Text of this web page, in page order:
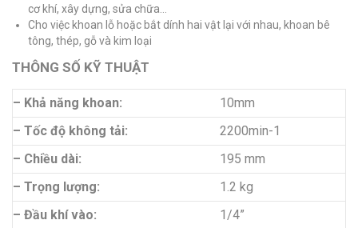
cơ khí, xây dựng, sửa chữa…
Cho việc khoan lỗ hoặc bắt dính hai vật lại với nhau, khoan bê
tông, thép, gỗ và kim loại
THÔNG SỐ KỸ THUẬT
– Khả năng khoan:
10mm
– Tốc độ không tải:
2200min-1
– Chiều dài:
195 mm
– Trọng lượng:
1.2 kg
– Đầu khí vào:
1/4”